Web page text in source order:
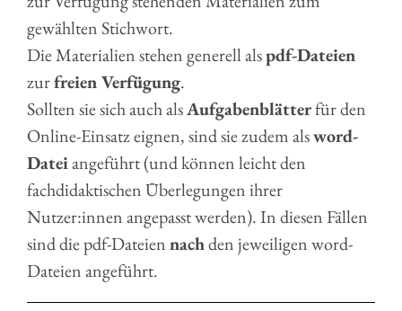
gewählten Stichwort.
Die Materialien stehen generell alspdf-Dateien
zurfreien Verfügung.
Sollten sie sich auch alsAufgabenblätterfür den
Online-Einsatz eignen, sind sie zudem alsword-
Dateiangeführt (und können leicht den
fachdidaktischen Überlegungen ihrer
Nutzer:innen angepasst werden). In diesen Fällen
sind die pdf-Dateiennachden jeweiligen word-
Dateien angeführt.